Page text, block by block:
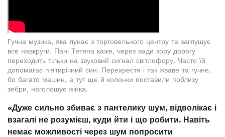
Гучна музика, яка лунає з торговельного центру та заглушує
все навкруги. Пані Тетяна каже, через вади зору дорогу
переходить тільки на звуковий сигнал світлофору. Часто їй
допомагає п'ятирічний син. Перехрестя і так жваве та гучне,
бо багато машин, а тут ще й колонки поставили поблизу
зебри, наголошує жінка.
«Дуже сильно збиває з пантелику шум, відволікає і
взагалі не розумієш, куди йти і що робити. Навіть
немає можливості через шум попросити